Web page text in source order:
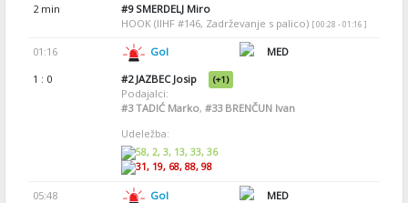
2 min
#9SMERDELJ Miro
HOOK (IIHF #146, Zadrževanje s palico) [ 00:28 - 01:16 ]
01:16 Gol
MED
1 : 0
#2JAZBEC Josip (+1)
Podajalci:
#3TADIĆ Marko, #33BRENČUN Ivan
Udeležba:
58, 2, 3, 13, 33, 36
31, 19, 68, 88, 98
05:48 Gol
MED